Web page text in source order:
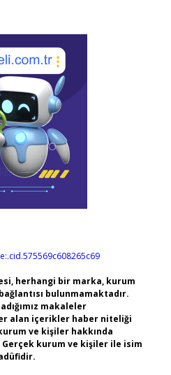
herhangi bir marka, kurum
bulunmamaktadır.
makaleler
alan içerikler haber niteliği
ve kişiler hakkında
Gerçek kurum ve kişiler ile isim